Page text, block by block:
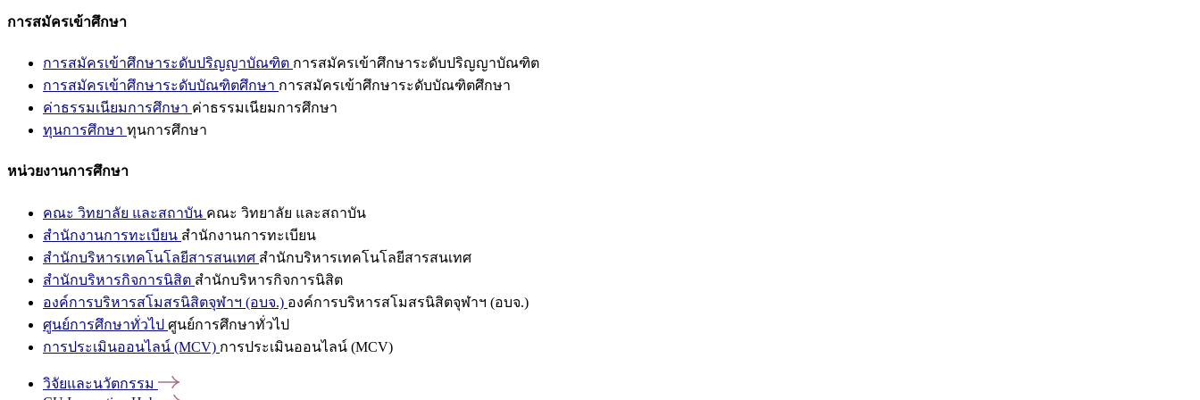
การสมัครเข้าศึกษา
การสมัครเข้าศึกษาระดับปริญญาบัณฑิต การสมัครเข้าศึกษาระดับปริญญาบัณฑิต
การสมัครเข้าศึกษาระดับบัณฑิตศึกษา การสมัครเข้าศึกษาระดับบัณฑิตศึกษา
ค่าธรรมเนียมการศึกษา ค่าธรรมเนียมการศึกษา
ทุนการศึกษา ทุนการศึกษา
หน่วยงานการศึกษา
คณะ วิทยาลัย และสถาบัน คณะ วิทยาลัย และสถาบัน
สำนักงานการทะเบียน สำนักงานการทะเบียน
สำนักบริหารเทคโนโลยีสารสนเทศ สำนักบริหารเทคโนโลยีสารสนเทศ
สำนักบริหารกิจการนิสิต สำนักบริหารกิจการนิสิต
องค์การบริหารสโมสรนิสิตจุฬาฯ (อบจ.) องค์การบริหารสโมสรนิสิตจุฬาฯ (อบจ.)
ศูนย์การศึกษาทั่วไป ศูนย์การศึกษาทั่วไป
การประเมินออนไลน์ (MCV) การประเมินออนไลน์ (MCV)
วิจัยและนวัตกรรม